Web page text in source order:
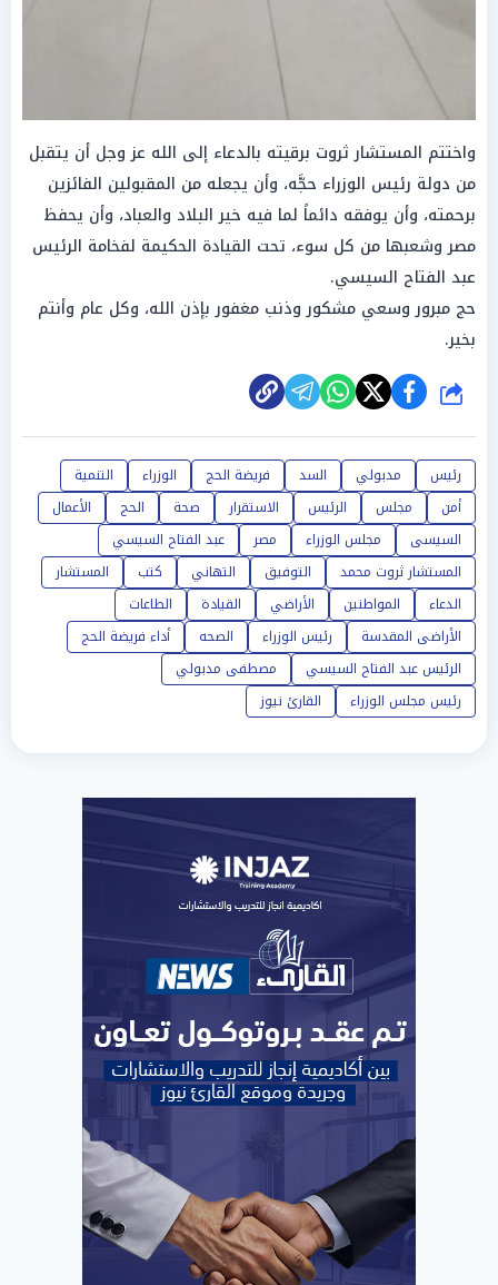
واختتم المستشار ثروت برقيته بالدعاء إلى الله عز وجل أن يتقبل
من دولة رئيس الوزراء حجَّه، وأن يجعله من المقبولين الفائزين
برحمته، وأن يوفقه دائماً لما فيه خير البلاد والعباد، وأن يحفظ
مصر وشعبها من كل سوء، تحت القيادة الحكيمة لفخامة الرئيس
عبد الفتاح السيسي.
حج مبرور وسعي مشكور وذنب مغفور بإذن الله، وكل عام وأنتم
بخير.
شارك
رئيس مدبولي السد فريضة الحج الوزراء
التنمية
أمن
مجلس الرئيس الاستقرار صحة الحج
الأعمال
السيسى
مجلس الوزراء مصر
عبد الفتاح السيسي
المستشار ثروت محمد
التوفيق التهاني كتب
المستشار
الدعاء
المواطنين الأراضي القيادة
الطاعات
الأراضى المقدسة
رئيس الوزراء الصحه
أداء فريضة الحج
الرئيس عبد الفتاح السيسي
مصطفى مدبولي
رئيس مجلس الوزراء
القارئ نيوز